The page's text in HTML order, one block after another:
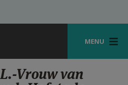
gaan
MENU
Vrouw van